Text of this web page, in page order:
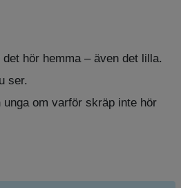
hör hemma – även det lilla.
ser.
unga om varför skräp inte hör